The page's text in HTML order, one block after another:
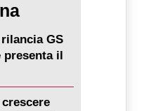
GS
il